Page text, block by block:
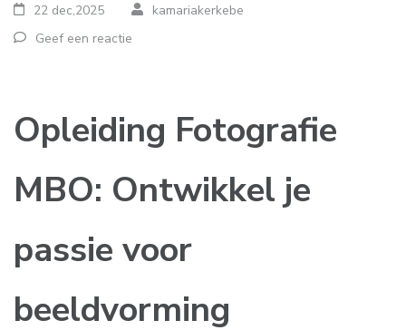
22 dec,2025
kamariakerkebe
Geef een reactie
Opleiding Fotografie
MBO: Ontwikkel je
passie voor
beeldvorming